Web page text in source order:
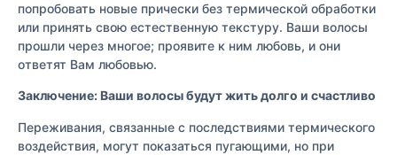
попробовать новые прически без термической обработки
или принять свою естественную текстуру. Ваши волосы
прошли через многое; проявите к ним любовь, и они
ответят Вам любовью.
Заключение: Ваши волосы будут жить долго и счастливо
Переживания, связанные с последствиями термического
воздействия, могут показаться пугающими, но при